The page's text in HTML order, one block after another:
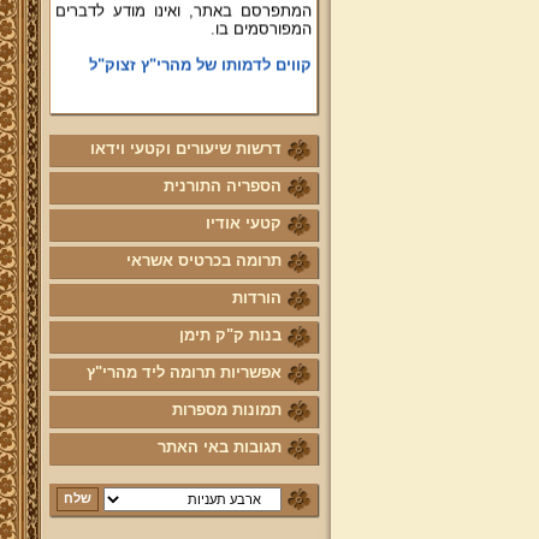
קווים לדמותו של מהרי"ץ זצוק"ל
פניה נרגשת אל אחינו בני עדת תימן
לוח לימוד "עמוד יומי" בספר הזוהר
הקדוש
קול קורא לעמוד על משמר מסורת
ק"ק תימן יע"א וחיזוקה
פרשת השבוע להאזנה מאת החזן
ה"ה יהודה דהרי הי"ו
הרשמה לקהילת מהרי"ץ
נוספו קטעי וידאו
השיעור השבועי
הבהרת מרן שליט"א על השיעור
השבועי בכתב מול הנשמע
פרויקט הכנסת ספרי מרן שליט"א
לאתר יד מהרי"ץ
דרשות שיעורים וקטעי וידאו
הספריה התורנית
קטעי אודיו
תרומה בכרטיס אשראי
הורדות
בנות ק"ק תימן
אפשריות תרומה ליד מהרי"ץ
תמונות מספרות
תגובות באי האתר